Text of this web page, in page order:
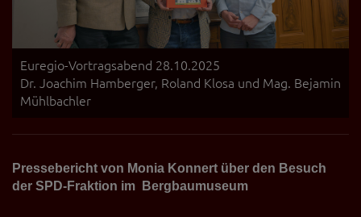
Euregio-Vortragsabend 28.10.2025
Dr. Joachim Hamberger, Roland Klosa und Mag. Bejamin
Mühlbachler
Pressebericht von Monia Konnert über den Besuch
der SPD-Fraktion im Bergbaumuseum